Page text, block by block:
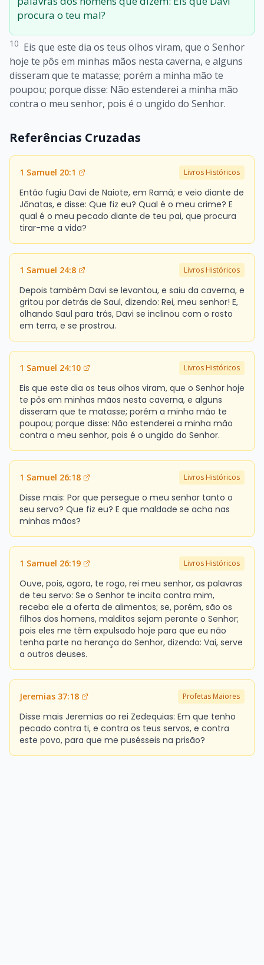
procura o teu mal?
10 Eis que este dia os teus olhos viram, que o Senhor
hoje te pôs em minhas mãos nesta caverna, e alguns
disseram que te matasse; porém a minha mão te
poupou; porque disse: Não estenderei a minha mão
contra o meu senhor, pois é o ungido do Senhor.
Referências Cruzadas
1 Samuel 20:1 Livros Históricos
Então fugiu Davi de Naiote, em Ramá; e veio diante de
Jônatas, e disse: Que fiz eu? Qual é o meu crime? E
qual é o meu pecado diante de teu pai, que procura
tirar-me a vida?
1 Samuel 24:8 Livros Históricos
Depois também Davi se levantou, e saiu da caverna, e
gritou por detrás de Saul, dizendo: Rei, meu senhor! E,
olhando Saul para trás, Davi se inclinou com o rosto
em terra, e se prostrou.
1 Samuel 24:10 Livros Históricos
Eis que este dia os teus olhos viram, que o Senhor hoje
te pôs em minhas mãos nesta caverna, e alguns
disseram que te matasse; porém a minha mão te
poupou; porque disse: Não estenderei a minha mão
contra o meu senhor, pois é o ungido do Senhor.
1 Samuel 26:18 Livros Históricos
Disse mais: Por que persegue o meu senhor tanto o
seu servo? Que fiz eu? E que maldade se acha nas
minhas mãos?
1 Samuel 26:19 Livros Históricos
Ouve, pois, agora, te rogo, rei meu senhor, as palavras
de teu servo: Se o Senhor te incita contra mim,
receba ele a oferta de alimentos; se, porém, são os
filhos dos homens, malditos sejam perante o Senhor;
pois eles me têm expulsado hoje para que eu não
tenha parte na herança do Senhor, dizendo: Vai, serve
a outros deuses.
Jeremias 37:18 Profetas Maiores
Disse mais Jeremias ao rei Zedequias: Em que tenho
pecado contra ti, e contra os teus servos, e contra
este povo, para que me pusésseis na prisão?